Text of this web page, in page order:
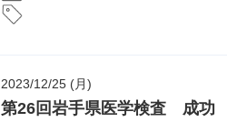
2023/12/25 (月)
第26回岩手県医学検査 成功